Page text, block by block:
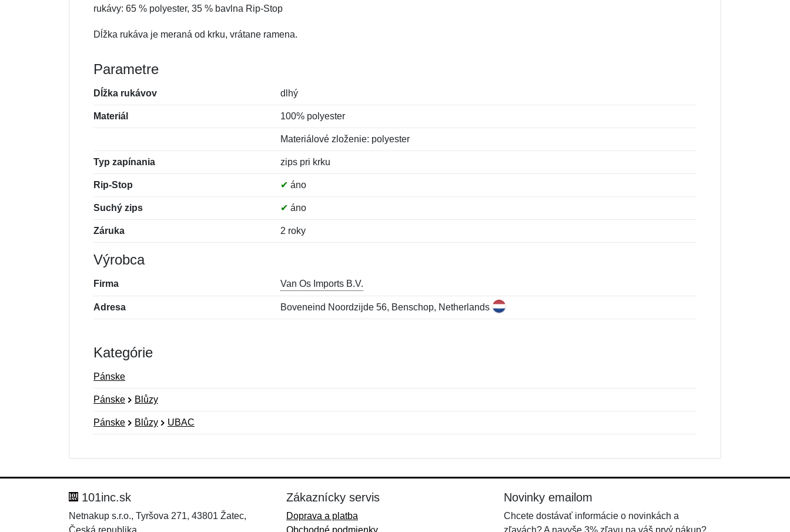
rukávy: 65 % polyester, 35 % bavlna Rip-Stop
Dĺžka rukáva je meraná od krku, vrátane ramena.
Parametre
Dĺžka rukávov dlhý
Materiál 100% polyester
Materiálové zloženie: polyester
Typ zapínania zips pri krku
Rip-Stop ✔ áno
Suchý zips ✔ áno
Záruka 2 roky
Výrobca
Firma Van Os Imports B.V.
Adresa Boveneind Noordzijde 56, Benschop, Netherlands
Kategórie
Pánske
Pánske Blůzy
Pánske Blůzy UBAC
101inc.sk
Netnakup s.r.o., Tyršova 271, 43801 Žatec,
Česká republika
Zákaznícky servis
Doprava a platba
Obchodné podmienky
Novinky emailom
Chcete dostávať informácie o novinkách a
zľavách? A navyše 3% zľavu na váš prvý nákup?